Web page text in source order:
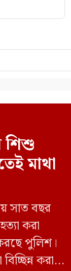
শিশু
মাথা
সাত বছর
করা
পুলিশ।
করা